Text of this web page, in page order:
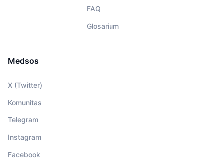
FAQ
Glosarium
Medsos
X (Twitter)
Komunitas
Telegram
Instagram
Facebook